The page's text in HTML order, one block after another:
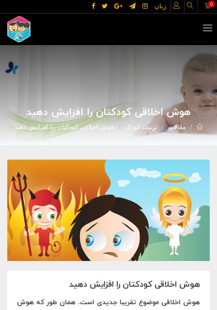
زبان 0
هوش اخلاقی کودکتان را افزایش دهید
مقالات تربیت کودک هوش اخلاقی کودکتان را افزایش دهید
هوش اخلاقی کودکتان را افزایش دهید
هوش اخلاقی موضوع تقریبا جدیدی است. همان طور که هوش